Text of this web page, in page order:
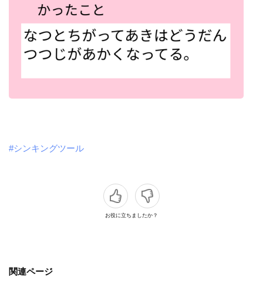
#シンキングツール
お役に立ちましたか？
関連ページ